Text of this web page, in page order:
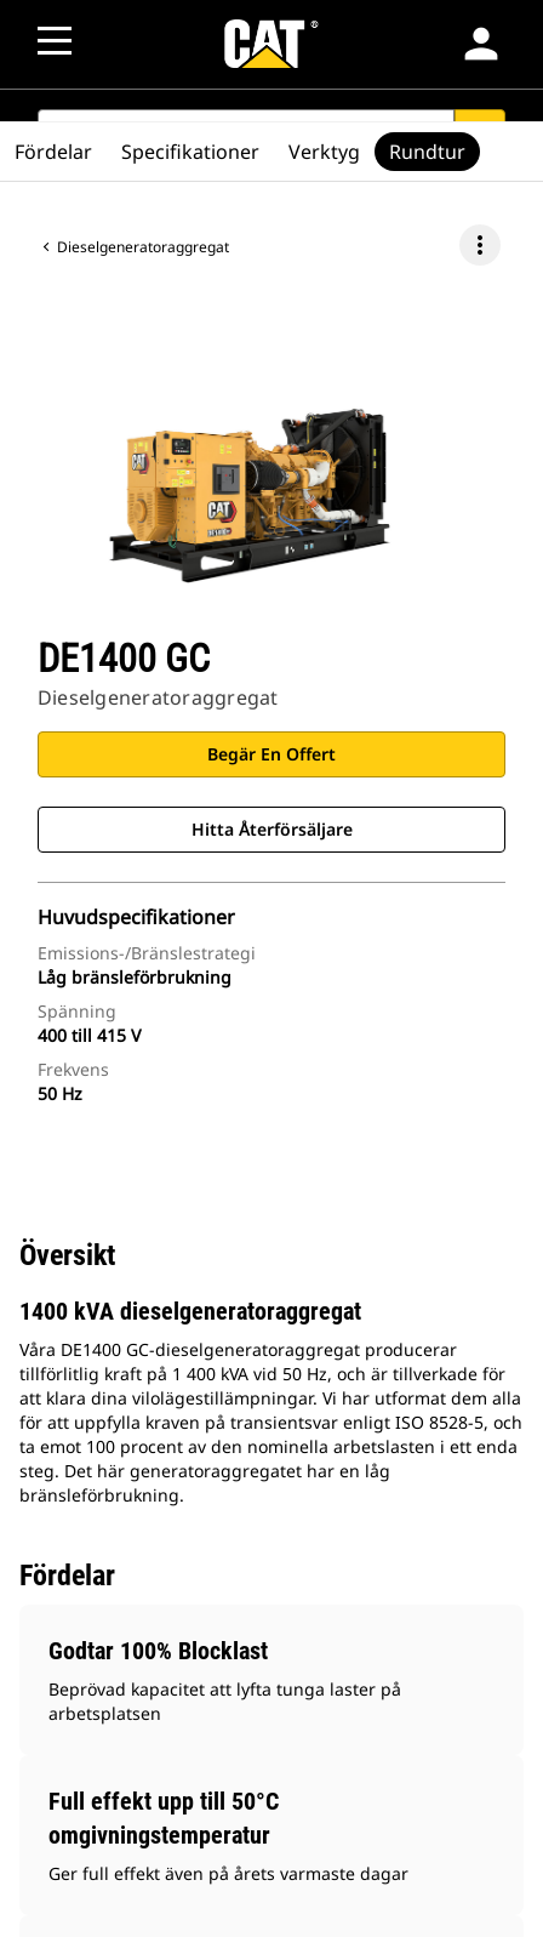
person
SEARCH search
Dieselgeneratoraggregat more_vert
DE1400 GC
Dieselgeneratoraggregat
Begär En Offert
Hitta Återförsäljare
Huvudspecifikationer
Emissions-/bränslestrategi
Låg bränsleförbrukning
Spänning
400 till 415 V
Frekvens
50 Hz
Fördelar Specifikationer Verktyg Rundtur
Översikt
1400 kVA dieselgeneratoraggregat
Våra DE1400 GC-dieselgeneratoraggregat producerar
tillförlitlig kraft på 1 400 kVA vid 50 Hz, och är tillverkade för
att klara dina vilolägestillämpningar. Vi har utformat dem alla
för att uppfylla kraven på transientsvar enligt ISO 8528-5, och
ta emot 100 procent av den nominella arbetslasten i ett enda
steg. Det här generatoraggregatet har en låg
bränsleförbrukning.
Fördelar
Godtar 100% Blocklast
Beprövad kapacitet att lyfta tunga laster på
arbetsplatsen
Full effekt upp till 50°C
omgivningstemperatur
Ger full effekt även på årets varmaste dagar